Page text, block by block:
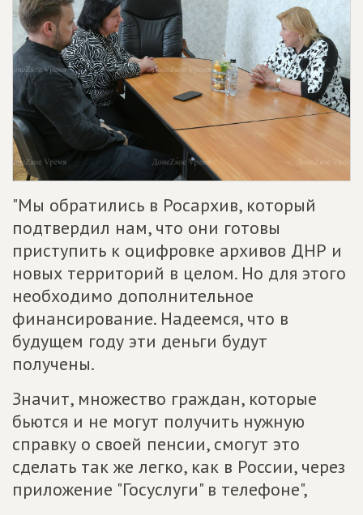
"Мы обратились в Росархив, который
подтвердил нам, что они готовы
приступить к оцифровке архивов ДНР и
новых территорий в целом. Но для этого
необходимо дополнительное
финансирование. Надеемся, что в
будущем году эти деньги будут
получены.
Значит, множество граждан, которые
бьются и не могут получить нужную
справку о своей пенсии, смогут это
сделать так же легко, как в России, через
приложение "Госуслуги" в телефоне",